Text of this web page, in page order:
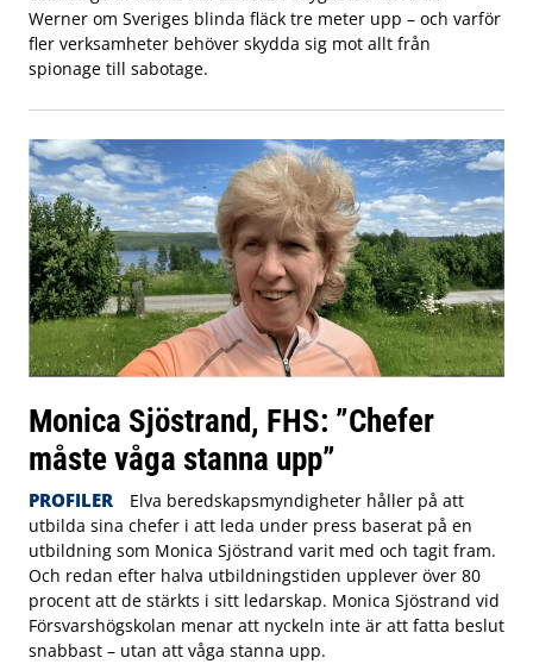
Werner om Sveriges blinda fläck tre meter upp – och varför
fler verksamheter behöver skydda sig mot allt från
spionage till sabotage.
Monica Sjöstrand, FHS: ”Chefer
måste våga stanna upp”
PROFILER
Elva beredskapsmyndigheter håller på att
utbilda sina chefer i att leda under press baserat på en
utbildning som Monica Sjöstrand varit med och tagit fram.
Och redan efter halva utbildningstiden upplever över 80
procent att de stärkts i sitt ledarskap. Monica Sjöstrand vid
Försvarshögskolan menar att nyckeln inte är att fatta beslut
snabbast – utan att våga stanna upp.